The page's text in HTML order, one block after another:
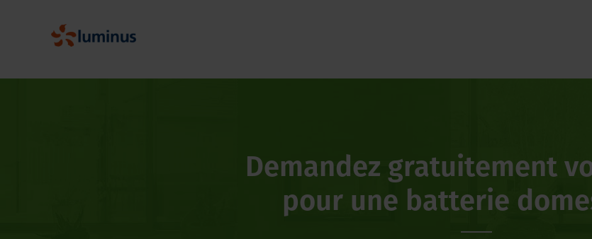
Demandez gratuitement
pour une batterie